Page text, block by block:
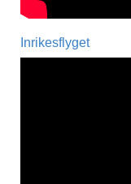
Inrikesflyget